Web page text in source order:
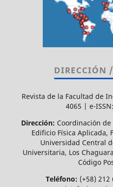
DIRECCIÓN
Revista de la Facultad de
4065 | e-
Dirección: Coordinación
Edificio Física Aplicada,
Universidad Central
Universitaria, Los
Código
Teléfono: (+58) 212